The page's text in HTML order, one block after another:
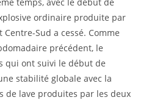
ordinaire produite par
Sud a cessé. Comme
précédent, le
qui ont suivi le début de
stabilité globale avec la
de lave produites par les deux